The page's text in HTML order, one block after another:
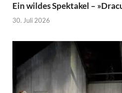
Ein wildes Spektakel –
30. Juli 2026